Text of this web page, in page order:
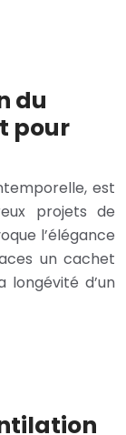
du
pour
est
projets de
l’élégance
un cachet
longévité d’un